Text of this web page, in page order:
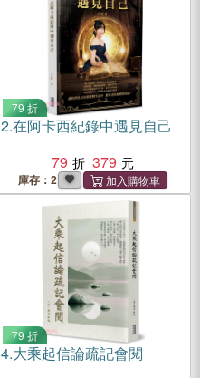
79 折
2.在阿卡西紀錄中遇見自己
79
379
庫存：2
79 折
4.大乘起信論疏記會閱